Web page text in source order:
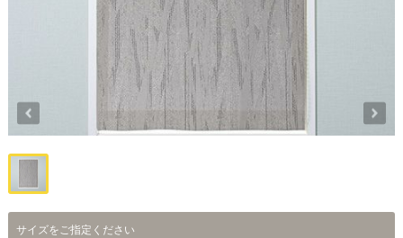
サイズをご指定ください